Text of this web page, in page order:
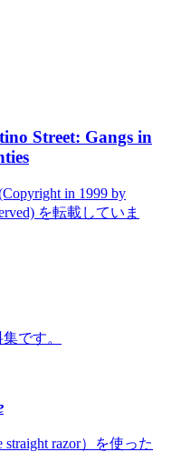
Street: Gangs in
in 1999 by
を転載していま
です。
razor）を使った